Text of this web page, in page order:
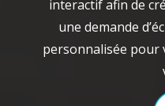
interactif afin de
une demande
personnalisée